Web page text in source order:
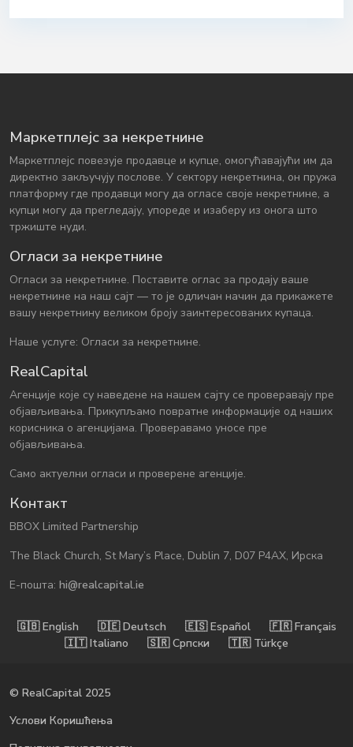
Маркетплејс за некретнине
Маркетплејс повезује продавце и купце, омогућавајући им да
директно закључују послове. У сектору некретнина, он пружа
платформу где продавци могу да огласе своје некретнине, а
купци могу да прегледају, упореде и изаберу из онога што
тржиште нуди.
Огласи за некретнине
Огласи за некретнине. Поставите оглас за продају ваше
некретнине на наш сајт — то је одличан начин да прикажете
вашу некретнину великом броју заинтересованих купаца.
Наше услуге: Огласи за некретнине.
RealCapital
Агенције које су наведене на нашем сајту се проверавају пре
објављивања. Прикупљамо повратне информације од наших
корисника о агенцијама. Проверавамо уносе пре
објављивања.
Само актуелни огласи и проверене агенције.
Контакт
BBOX Limited Partnership
The Black Church, St Mary’s Place, Dublin 7, D07 P4AX, Ирска
Е-пошта: hi@realcapital.ie
🇬🇧󠁿 English 🇩🇪󠁿 Deutsch 🇪🇸󠁿 Español
🇫🇷󠁿 Français
🇮🇹󠁿 Italiano
🇸🇷󠁿 Српски 🇹🇷󠁿 Türkçe
© RealCapital 2025
Услови Коришћења